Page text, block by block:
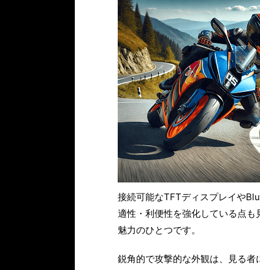
接続可能なTFTディスプレイや
適性・利便性を強化している点
魅力のひとつです。
鋭角的で攻撃的な外観は、見る